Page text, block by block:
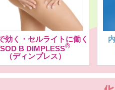
効く・セルライトに働く
SOD B DIMPLESS®
（ディンプレス）